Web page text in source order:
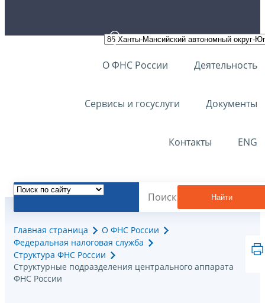
О ФНС России Деятельность
Сервисы и госуслуги Документы
Контакты ENG
Найти
Главная страница
О ФНС России
Федеральная налоговая служба
Структура ФНС России
Структурные подразделения центрального аппарата
ФНС России